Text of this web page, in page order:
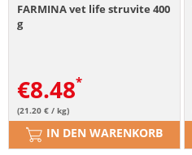
FARMINA vet life struvite 400
g
€8.48
(21.20 € / kg)
IN DEN WARENKORB